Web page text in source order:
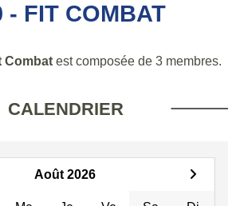
- FIT COMBAT
Combat est composée de 3 membres.
CALENDRIER
Août 2026